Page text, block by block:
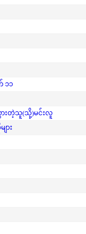
၁၁
သွားတဲ့သူ(သို့)မင်းလူ
ား